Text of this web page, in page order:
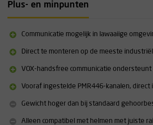
subkanalen.
Geïntegreerde analoge tweewegradio
8 kanalen voorgeprogrammeerd, elk met
Niveau-afhankelijke functie voor
Spraakgestuurde transmissie (VOX) mogelijk
Veiligheidshelmbevestiging (hoofdband
Draadloze communicatie
Plus- en minpunten
Communicatie mogelijk in lawaaiige
Direct te monteren op de meeste
VOX-handsfree communicatie
Vooraf ingestelde PMR446-kanalen, direct
Gewicht hoger dan bij standaard
Alleen compatibel met helmen met juiste